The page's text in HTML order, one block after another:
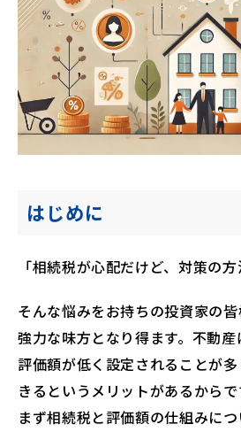
はじめに
「相続税が心配だけど、対策の
そんな悩みをお持ちの投資家の
強力な味方となり得ます。不動
評価額が低く設定されることが
きるというメリットがあるからで
まず相続税と評価額の仕組みに